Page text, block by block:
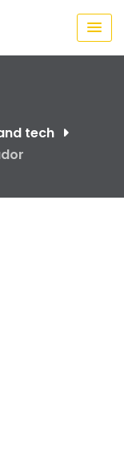
tech